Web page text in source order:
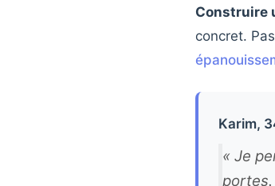
Construire
concret.
Karim,
« Je